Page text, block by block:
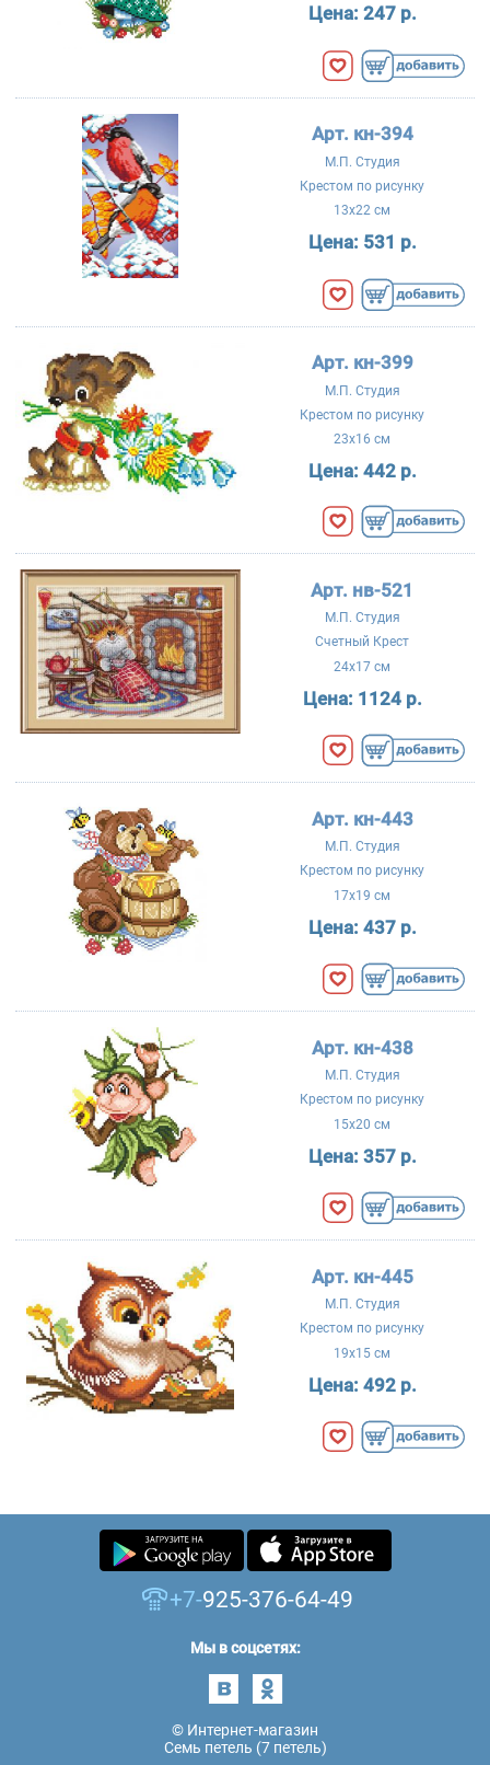
Цена: 247 р.
Арт. кн-394
М.П. Студия
Крестом по рисунку
13x22 см
Цена: 531 р.
Арт. кн-399
М.П. Студия
Крестом по рисунку
23x16 см
Цена: 442 р.
Арт. нв-521
М.П. Студия
Счетный Крест
24x17 см
Цена: 1124 р.
Арт. кн-443
М.П. Студия
Крестом по рисунку
17x19 см
Цена: 437 р.
Арт. кн-438
М.П. Студия
Крестом по рисунку
15x20 см
Цена: 357 р.
Арт. кн-445
М.П. Студия
Крестом по рисунку
19x15 см
Цена: 492 р.
+7-925-376-64-49
Мы в соцсетях:
© Интернет-магазин
Семь петель (7 петель)